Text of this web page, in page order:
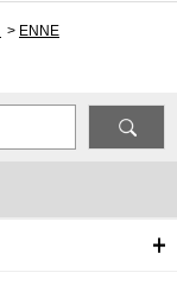
> ENNE